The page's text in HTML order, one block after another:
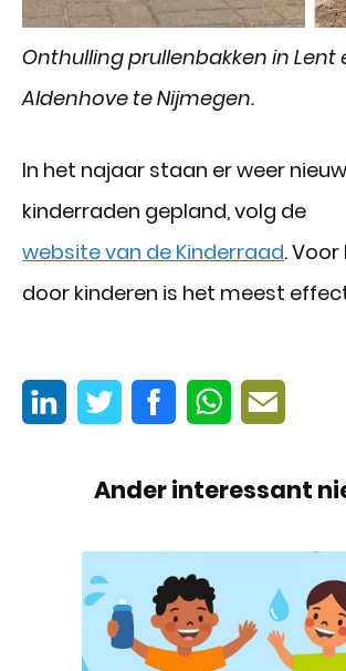
Onthulling prullenbakken in Lent
Aldenhove te Nijmegen.
In het najaar staan er weer
kinderraden gepland, volg de
website van de Kinderraad.
door kinderen is het meest
Ander interessant